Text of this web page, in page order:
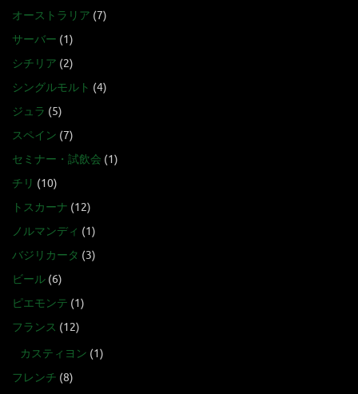
オーストラリア (7)
サーバー (1)
シチリア (2)
シングルモルト (4)
ジュラ (5)
スペイン (7)
セミナー・試飲会 (1)
チリ (10)
トスカーナ (12)
ノルマンディ (1)
バジリカータ (3)
ビール (6)
ピエモンテ (1)
フランス (12)
カスティヨン (1)
フレンチ (8)